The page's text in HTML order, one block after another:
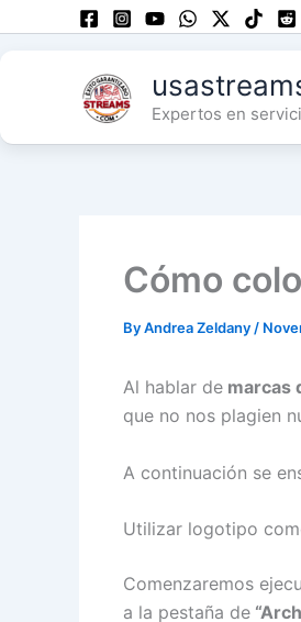
Expertos en
Cómo
ByAndrea Zeldany /
Al hablar de marcas
que no nos plagien
A continuación se
Utilizar logotipo
Comenzaremos
a la pestaña de